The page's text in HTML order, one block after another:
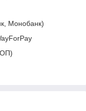
Монобанк)